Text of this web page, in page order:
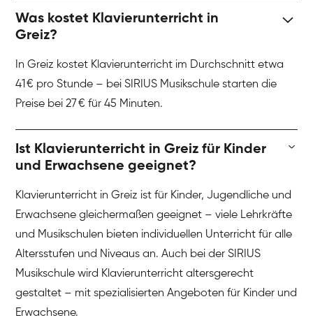
Was kostet Klavierunterricht in
Greiz?
In Greiz kostet Klavierunterricht im Durchschnitt etwa
41 € pro Stunde – bei SIRIUS Musikschule starten die
Preise bei 27 € für 45 Minuten.
Ist Klavierunterricht in Greiz für Kinder
und Erwachsene geeignet?
Klavierunterricht in Greiz ist für Kinder, Jugendliche und
Erwachsene gleichermaßen geeignet – viele Lehrkräfte
und Musikschulen bieten individuellen Unterricht für alle
Altersstufen und Niveaus an. Auch bei der SIRIUS
Musikschule wird Klavierunterricht altersgerecht
gestaltet – mit spezialisierten Angeboten für Kinder und
Erwachsene.